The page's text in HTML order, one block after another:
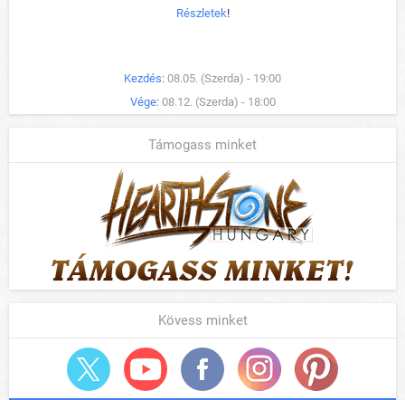
Részletek!
Kezdés: 08.05. (Szerda) - 19:00
Vége: 08.12. (Szerda) - 18:00
Támogass minket
Kövess minket